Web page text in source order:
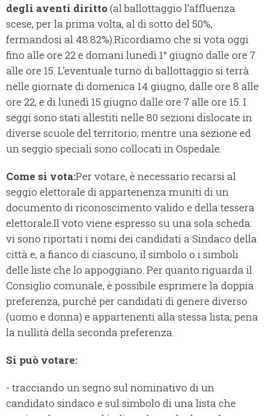
degli aventi diritto(al ballottaggio l’affluenza
scese, per la prima volta, al di sotto del 50%,
fermandosi al 48.82%).Ricordiamo che si vota oggi
fino alle ore 22 e domani lunedì 1° giugno dalle ore 7
alle ore 15. L’eventuale turno di ballottaggio si terrà
nelle giornate di domenica 14 giugno, dalle ore 8 alle
ore 22, e di lunedì 15 giugno dalle ore 7 alle ore 15. I
seggi sono stati allestiti nelle 80 sezioni dislocate in
diverse scuole del territorio; mentre una sezione ed
un seggio speciali sono collocati in Ospedale.
Come si vota:Per votare, è necessario recarsi al
seggio elettorale di appartenenza muniti di un
documento di riconoscimento valido e della tessera
elettorale.Il voto viene espresso su una sola scheda:
vi sono riportati i nomi dei candidati a Sindaco della
città e, a fianco di ciascuno, il simbolo o i simboli
delle liste che lo appoggiano. Per quanto riguarda il
Consiglio comunale, è possibile esprimere la doppia
preferenza, purché per candidati di genere diverso
(uomo e donna) e appartenenti alla stessa lista, pena
la nullità della seconda preferenza.
Si può votare:
- tracciando un segno sul nominativo di un
candidato sindaco e sul simbolo di una lista che